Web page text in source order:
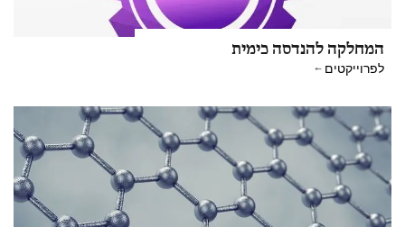
המחלקה להנדסה כימית
לפרוייקטים